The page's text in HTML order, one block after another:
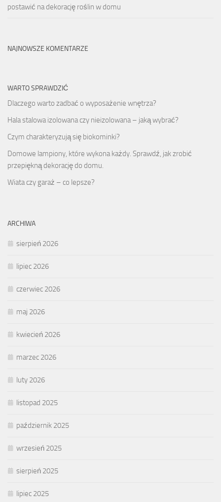
postawić na dekorację roślin w domu
NAJNOWSZE KOMENTARZE
WARTO SPRAWDZIĆ
Dlaczego warto zadbać o wyposażenie wnętrza?
Hala stalowa izolowana czy nieizolowana – jaką wybrać?
Czym charakteryzują się biokominki?
Domowe lampiony, które wykona każdy. Sprawdź, jak zrobić
przepiękną dekorację do domu.
Wiata czy garaż – co lepsze?
ARCHIWA
sierpień 2026
lipiec 2026
czerwiec 2026
maj 2026
kwiecień 2026
marzec 2026
luty 2026
listopad 2025
październik 2025
wrzesień 2025
sierpień 2025
lipiec 2025